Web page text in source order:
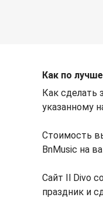
Как по
Как сделать
указанному
Стоимость
BnMusic на
Сайт Il Divo
праздник и